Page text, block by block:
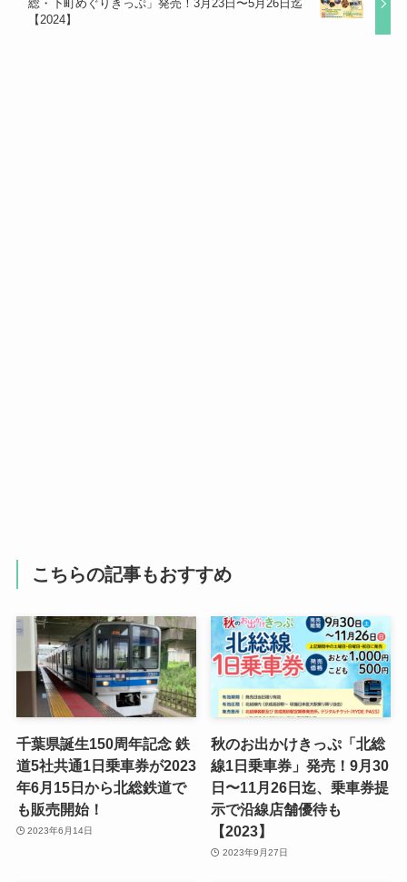
総・下町めぐりきっぷ」発売！3月23日〜5月26日迄
【2024】
こちらの記事もおすすめ
千葉県誕生150周年記念 鉄
道5社共通1日乗車券が2023
年6月15日から北総鉄道で
も販売開始！
2023年6月14日
秋のお出かけきっぷ「北総
線1日乗車券」発売！9月30
日〜11月26日迄、乗車券提
示で沿線店舗優待も
【2023】
2023年9月27日